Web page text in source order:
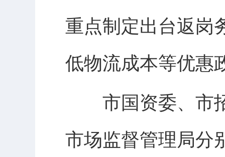
重点制定出台返岗
低物流成本等优惠
市国资委、市招
市场监督管理局分